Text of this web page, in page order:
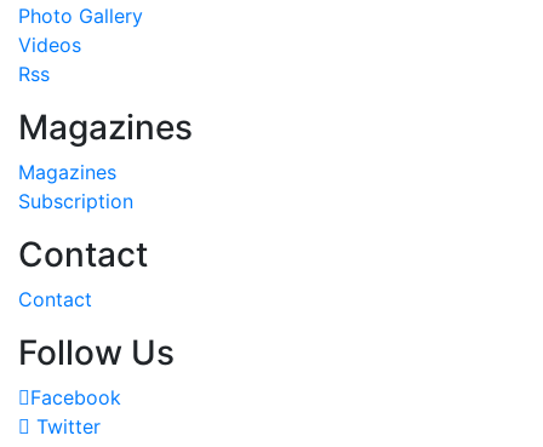
Photo Gallery
Videos
Rss
Magazines
Magazines
Subscription
Contact
Contact
Follow Us
Facebook
Twitter